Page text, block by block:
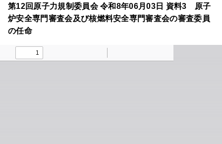
第12回原子力規制委員会 令和8年06月03日 資料3 原子
炉安全専門審査会及び核燃料安全専門審査会の審査委員
の任命